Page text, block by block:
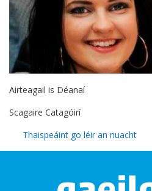
Airteagail is Déanaí
Scagaire Catagóirí
Thaispeáint go léir an nuacht